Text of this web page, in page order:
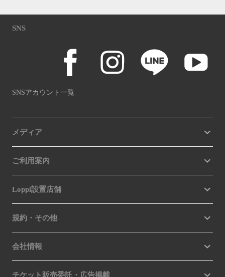
SNS
SNSアカウント一覧
メディア
ご利用案内
Loppi設置店舗
規約・その他
会社情報
チケット販売委託・広告掲載